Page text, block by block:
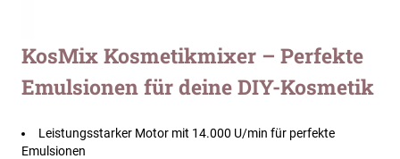
Zum
Anfang
der
KosMix Kosmetikmixer – Perfekte
Emulsionen für deine DIY-Kosmetik
Leistungsstarker Motor mit 14.000 U/min für perfekte
Emulsionen